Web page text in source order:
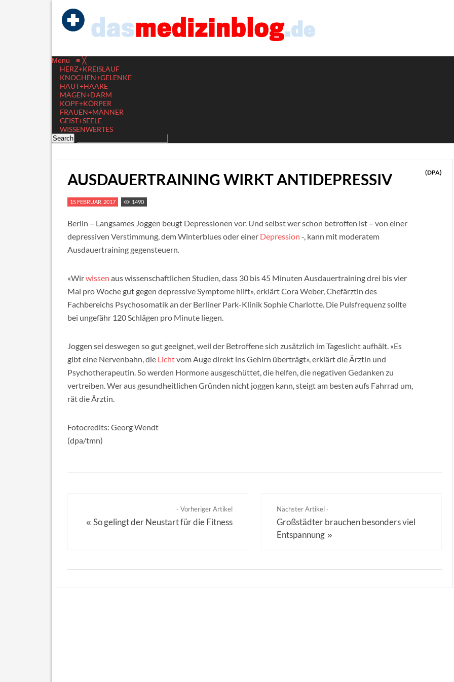
Menu ≡ ╳
HERZ+KREISLAUF
KNOCHEN+GELENKE
HAUT+HAARE
MAGEN+DARM
KOPF+KÖRPER
FRAUEN+MÄNNER
GEIST+SEELE
WISSENWERTES
AUSDAUERTRAINING WIRKT ANTIDEPRESSIV (DPA)
15 FEBRUAR, 2017 1490
Berlin – Langsames Joggen beugt Depressionen vor. Und selbst wer schon betroffen ist – von einer
depressiven Verstimmung, dem Winterblues oder einer Depression -, kann mit moderatem
Ausdauertraining gegensteuern.
«Wirwissen aus wissenschaftlichen Studien, dass 30 bis 45 Minuten Ausdauertraining drei bis vier
Mal pro Woche gut gegen depressive Symptome hilft», erklärt Cora Weber, Chefärztin des
Fachbereichs Psychosomatik an der Berliner Park-Klinik Sophie Charlotte. Die Pulsfrequenz sollte
bei ungefähr 120 Schlägen pro Minute liegen.
Joggen sei deswegen so gut geeignet, weil der Betroffene sich zusätzlich im Tageslicht aufhält. «Es
gibt eine Nervenbahn, die Lichtvom Auge direkt ins Gehirn überträgt», erklärt die Ärztin und
Psychotherapeutin. So werden Hormone ausgeschüttet, die helfen, die negativen Gedanken zu
vertreiben. Wer aus gesundheitlichen Gründen nicht joggen kann, steigt am besten aufs Fahrrad um,
rät die Ärztin.
Fotocredits: Georg Wendt
(dpa/tmn)
- Vorheriger Artikel
« So gelingt der Neustart für die Fitness
Nächster Artikel -
Großstädter brauchen besonders viel
Entspannung »